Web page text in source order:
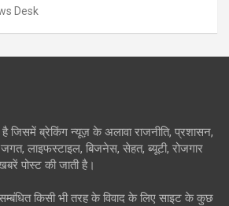
Desk
है जिसमें ब्रेकिंग न्यूज़ के अलावा राजनीति, प्रशासन,
लाइफस्टाइल, बिजनेस, सेहत, ब्यूटी, रोजगार
पोस्ट की जाती है।
किसी भी तरह के विवाद के लिए साइट के कुछ